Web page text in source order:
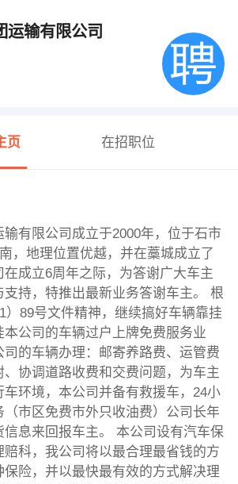
运输有限公司
页 在招职位
有限公司成立于2000年，位于石市
，地理位置优越，并在藁城成立了
成立6周年之际，为答谢广大车主
支持，特推出最新业务答谢车主。 根
）89号文件精神，继续搞好车辆靠挂
本公司的车辆过户上牌免费服务业
司的车辆办理：邮寄养路费、运管费
协调道路收费和交费问题，为车主
环境，本公司并备有救援车，24小
（市区免费市外只收油费）公司长年
信息来回报车主。 本公司设有汽车保
赔科，我公司将以最合理最省钱的方
保险，并以最快最有效的方式解决理